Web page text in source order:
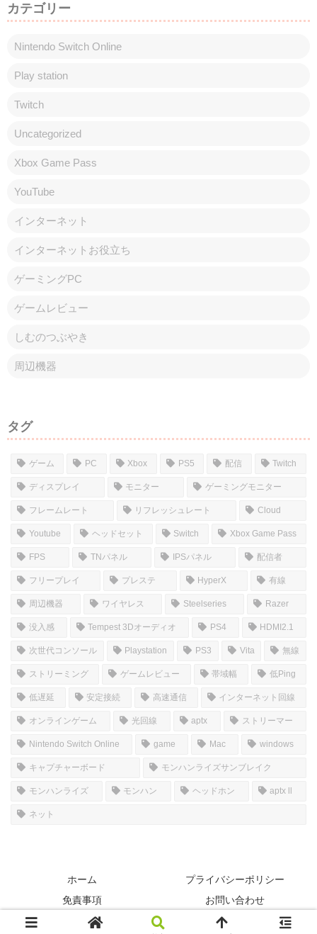
カテゴリー
Nintendo Switch Online
Play station
Twitch
Uncategorized
Xbox Game Pass
YouTube
インターネット
インターネットお役立ち
ゲーミングPC
ゲームレビュー
しむのつぶやき
周辺機器
タグ
ゲーム PC Xbox PS5 配信 Twitch
ディスプレイ モニター ゲーミングモニター
フレームレート リフレッシュレート Cloud
Youtube ヘッドセット Switch Xbox Game Pass
FPS TNパネル IPSパネル 配信者
フリープレイ プレステ HyperX 有線
周辺機器 ワイヤレス Steelseries Razer
没入感 Tempest 3Dオーディオ PS4 HDMI2.1
次世代コンソール Playstation PS3 Vita 無線
ストリーミング ゲームレビュー 帯域幅 低Ping
低遅延 安定接続 高速通信 インターネット回線
オンラインゲーム 光回線 aptx ストリーマー
Nintendo Switch Online game Mac windows
キャプチャーボード モンハンライズサンブレイク
モンハンライズ モンハン ヘッドホン aptx ll
ネット
ホーム
プライバシーポリシー
免責事項
お問い合わせ
© 2022-2026 SIMのGAMERooM.